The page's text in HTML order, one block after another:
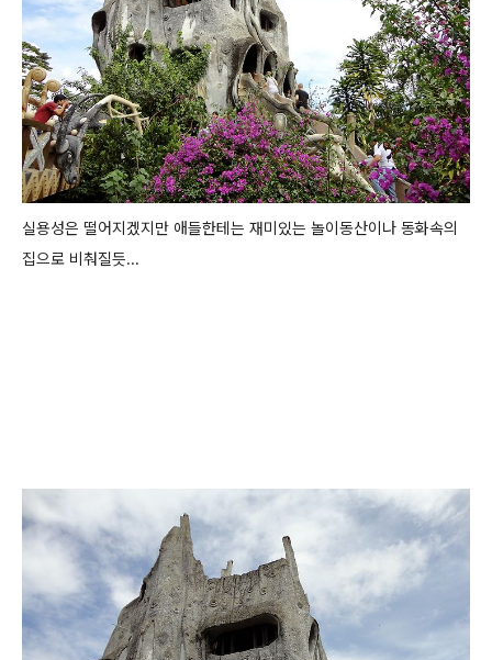
실용성은 떨어지겠지만 애들한테는 재미있는 놀이동산이나 동화속의
집으로 비춰질듯...